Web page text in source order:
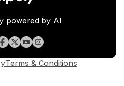
powered by AI
Terms & Conditions